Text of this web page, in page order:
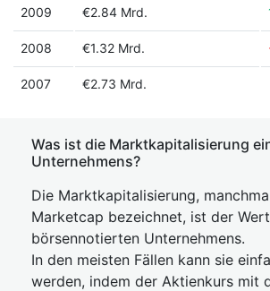
2009 €2.84 Mrd.
2008 €1.32 Mrd.
2007 €2.73 Mrd.
Was ist die Marktkapitalisierung
Unternehmens?
Die Marktkapitalisierung,
Marketcap bezeichnet, ist der
börsennotierten Unternehmens.
In den meisten Fällen kann sie
werden, indem der Aktienkurs mit